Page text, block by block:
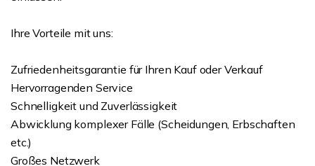
Ihre Vorteile mit uns:
Zufriedenheitsgarantie für Ihren Kauf oder Verkauf
Hervorragenden Service
Schnelligkeit und Zuverlässigkeit
Abwicklung komplexer Fälle (Scheidungen, Erbschaften
etc.)
Großes Netzwerk